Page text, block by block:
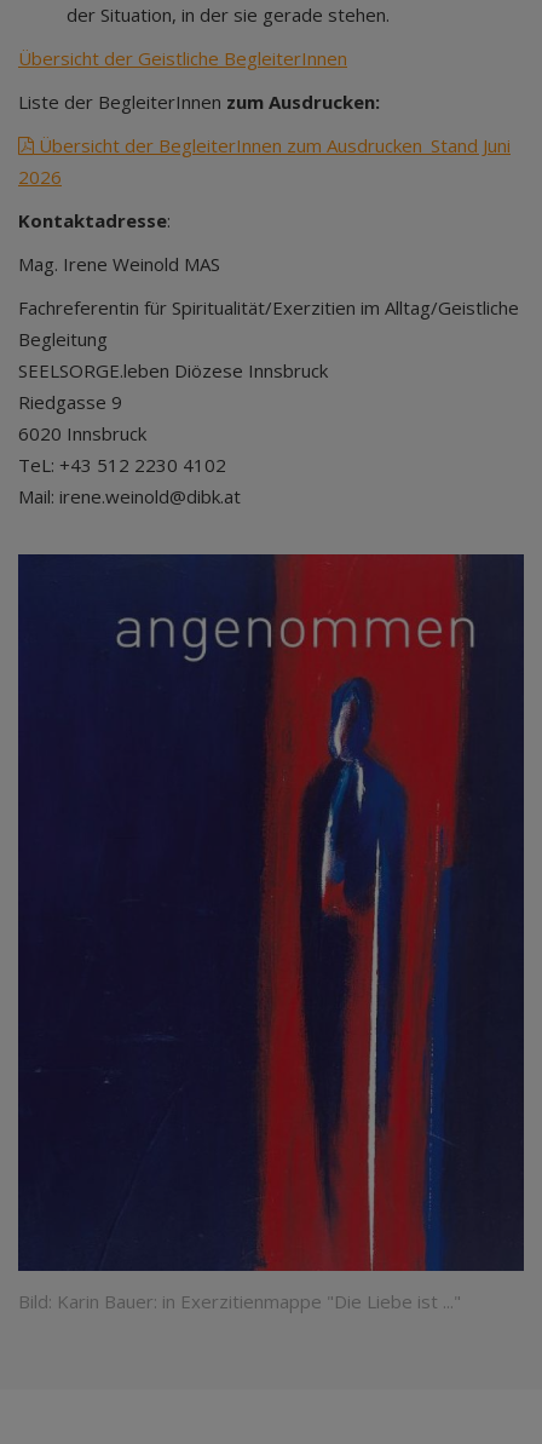
der Situation, in der sie gerade stehen.
Übersicht der Geistliche BegleiterInnen
Liste der BegleiterInnen zum Ausdrucken:
Übersicht der BegleiterInnen zum Ausdrucken_Stand Juni
2026
Kontaktadresse:
Mag. Irene Weinold MAS
Fachreferentin für Spiritualität/Exerzitien im Alltag/Geistliche
Begleitung
SEELSORGE.leben Diözese Innsbruck
Riedgasse 9
6020 Innsbruck
TeL: +43 512 2230 4102
Mail: irene.weinold@dibk.at
Bild: Karin Bauer: in Exerzitienmappe "Die Liebe ist ..."